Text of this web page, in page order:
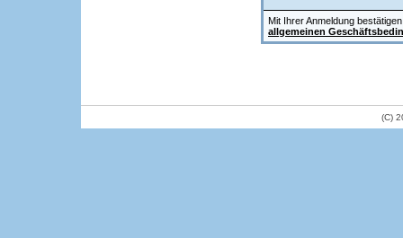
Mit Ihrer Anmeldung
allgemeinen
(C)